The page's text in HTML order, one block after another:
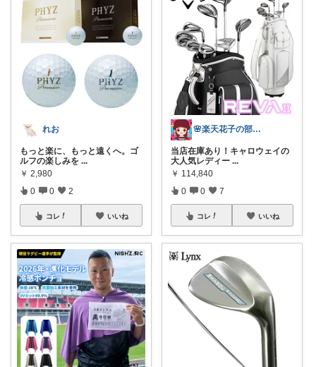
れお
もっと楽に、もっと遠くへ。ゴ
ルフの楽しみを ...
￥ 2,980
0 0 2
コレ いいね
🌸楽天花子の部屋🌸
当店在庫あり！キャロウェイの
大人気レディー ...
￥ 114,840
0 0 7
コレ いいね